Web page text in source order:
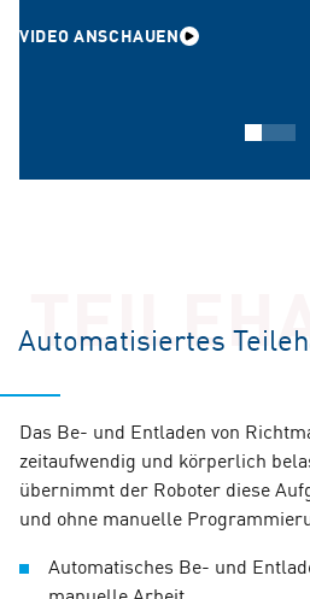
VIDEO ANSCHAUEN
SmartEdge® –
präzise Ergebnisse
Zwischenwalzen
Eine stabile Abstützung der
Automatisiertes
Das Be- und Entladen von
zeitaufwendig und körperlich
übernimmt der Roboter diese
und ohne manuelle
Automatisches Be- und